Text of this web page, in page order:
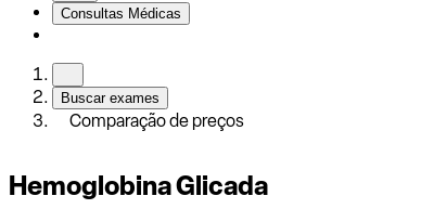
Consultas Médicas
Buscar exames
Comparação de preços
Hemoglobina Glicada